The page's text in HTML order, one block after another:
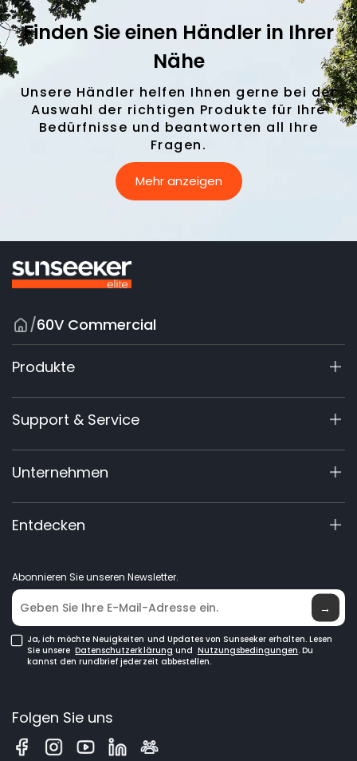
Finden Sie einen Händler in Ihrer
Nähe
Unsere Händler helfen Ihnen gerne bei der
Auswahl der richtigen Produkte für Ihre
Bedürfnisse und beantworten all Ihre
Fragen.
Mehr anzeigen
/60V Commercial
Produkte
X7 / X7 Plus Gen 2
X9 Serie
X5 Gen 2
X3 Gen 2
60V Commercial
Zubehör
Support & Service
Support-Center
Garantie-Registrierung
Produktanfrage
Handbücher & Videos
Unternehmen
Über Uns
Elite Lab
Händlersuche
Entdecken
Abonnieren Sie unseren Newsletter.
→
Ja, ich möchte Neuigkeiten und Updates von Sunseeker erhalten. Lesen
Sie unsere Datenschutzerklärung und Nutzungsbedingungen. Du
kannst den rundbrief jederzeit abbestellen.
Folgen Sie uns